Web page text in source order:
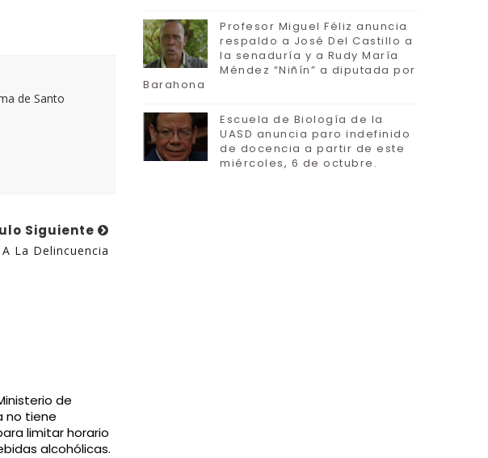
de Santo
Siguiente
La Delincuencia
de
no tiene
limitar horario
alcohólicas.
Profesor Miguel Féliz anuncia
respaldo a José Del Castillo a
la senaduría y a Rudy María
Méndez “Niñín” a diputada por
Barahona
Escuela de Biología de la
UASD anuncia paro indefinido
de docencia a partir de este
miércoles, 6 de octubre.